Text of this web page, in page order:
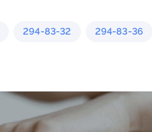
294-83-32 294-83-36